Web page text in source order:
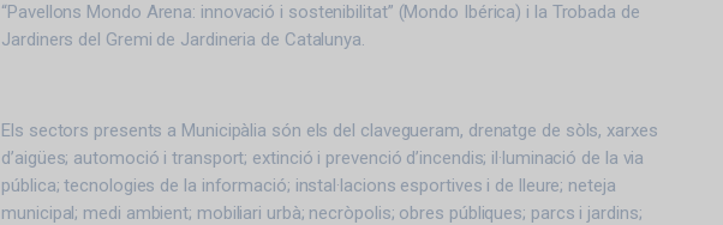
“Pavellons Mondo Arena: innovació i sostenibilitat” (Mondo Ibérica) i la Trobada de
Jardiners del Gremi de Jardineria de Catalunya.
Els sectors presents a Municipàlia són els del clavegueram, drenatge de sòls, xarxes
d’aigües; automoció i transport; extinció i prevenció d’incendis; il·luminació de la via
pública; tecnologies de la informació; instal·lacions esportives i de lleure; neteja
municipal; medi ambient; mobiliari urbà; necròpolis; obres públiques; parcs i jardins;